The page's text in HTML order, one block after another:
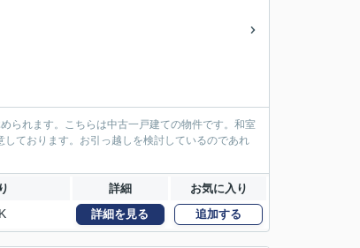
られます。こちらは中古一戸建ての物件です。和室
ております。お引っ越しを検討しているのであれ
詳細 お気に入り
詳細を見る 追加する